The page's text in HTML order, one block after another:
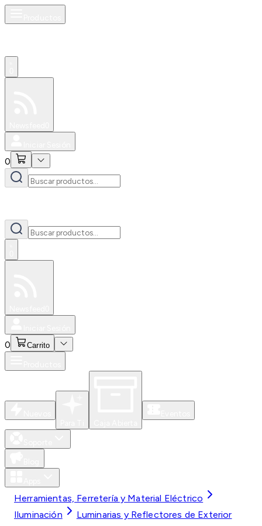
0
0 Carrito
Herramientas, Ferretería y Material Eléctrico
Iluminación
Luminarias y Reflectores de Exterior